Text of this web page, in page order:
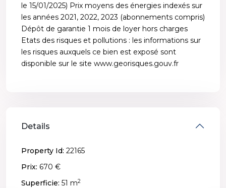
le 15/01/2025) Prix moyens des énergies indexés sur
les années 2021, 2022, 2023 (abonnements compris)
Dépôt de garantie 1 mois de loyer hors charges
Etats des risques et pollutions : les informations sur
les risques auxquels ce bien est exposé sont
disponible sur le site www.georisques.gouv.fr
Details
Property Id: 22165
Prix: 670 €
Superficie: 51 m2